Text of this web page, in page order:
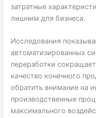
затратные
лишним для бизнеса.
Исследования
автоматизированных
переработки
качество конечного
обратить внимание на
производственные
максимального